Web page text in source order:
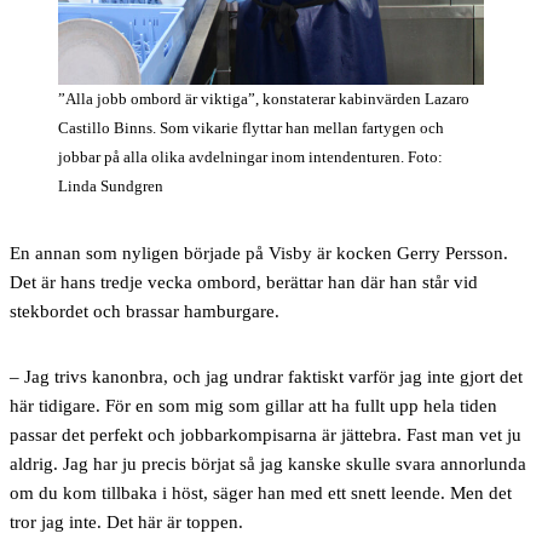
”Alla jobb ombord är viktiga”, konstaterar kabinvärden Lazaro
Castillo Binns. Som vikarie flyttar han mellan fartygen och
jobbar på alla olika avdelningar inom intendenturen. Foto:
Linda Sundgren
En annan som nyligen började på Visby är kocken Gerry Persson.
Det är hans tredje vecka ombord, berättar han där han står vid
stekbordet och brassar hamburgare.
– Jag trivs kanonbra, och jag undrar faktiskt varför jag inte gjort det
här tidigare. För en som mig som gillar att ha fullt upp hela tiden
passar det perfekt och jobbarkompisarna är jättebra. Fast man vet ju
aldrig. Jag har ju precis börjat så jag kanske skulle svara annorlunda
om du kom tillbaka i höst, säger han med ett snett leende. Men det
tror jag inte. Det här är toppen.